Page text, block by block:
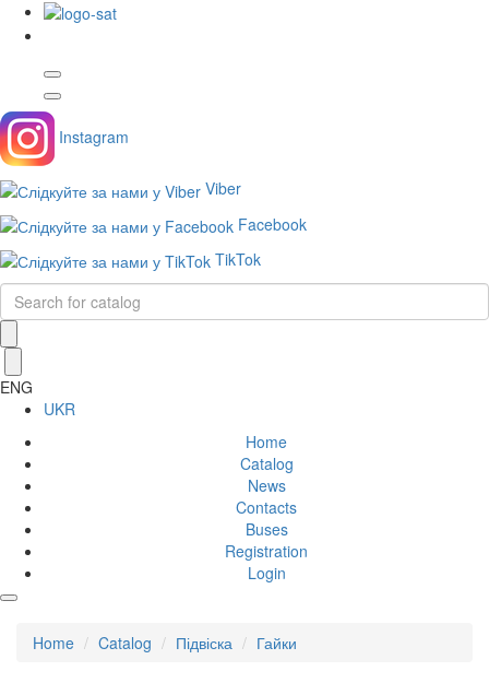
Instagram
Viber
Facebook
TikTok
ENG
UKR
Home
Catalog
News
Contacts
Buses
Registration
Login
Home Catalog Підвіска Гайки